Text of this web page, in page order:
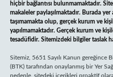
hiçbir bağlantısı bulunmamaktadır.
makaleler paylaşılmaktadır. Burada
taşımamakta olup, gerçek kurum ve
yapılmamaktadır. Gerçek kurum ve
tesadüfidir. Sitemizdeki bilgiler taslak
Sitemiz, 5651 Sayılı Kanun gereğince
(BTK) tarafından onaylanmış bir Yer
nedenle, sitedeki içerikleri proaktif